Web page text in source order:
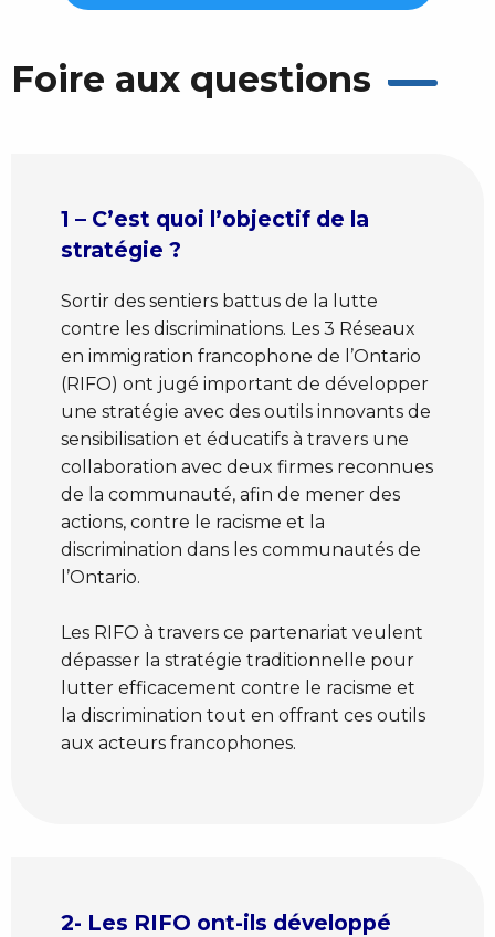
Foire aux questions
1 – C’est quoi l’objectif de la
stratégie ?
Sortir des sentiers battus de la lutte
contre les discriminations. Les 3 Réseaux
en immigration francophone de l’Ontario
(RIFO) ont jugé important de développer
une stratégie avec des outils innovants de
sensibilisation et éducatifs à travers une
collaboration avec deux firmes reconnues
de la communauté, afin de mener des
actions, contre le racisme et la
discrimination dans les communautés de
l’Ontario.
Les RIFO à travers ce partenariat veulent
dépasser la stratégie traditionnelle pour
lutter efficacement contre le racisme et
la discrimination tout en offrant ces outils
aux acteurs francophones.
2- Les RIFO ont-ils développé